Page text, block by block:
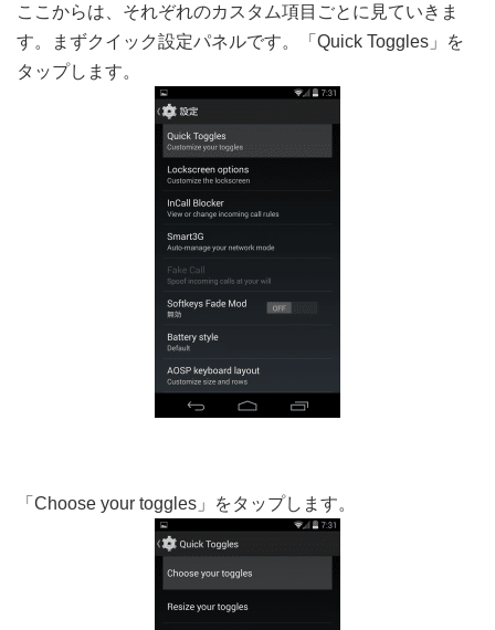
ここからは、それぞれのカスタム項目ごとに見ていきま
す。まずクイック設定パネルです。「Quick Toggles」を
タップします。
「Choose your toggles」をタップします。